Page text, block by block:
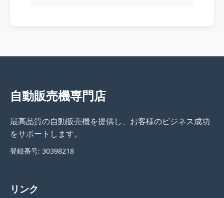
自動販売機専門店
最高品質の自動販売機を提供し、お客様のビジネス成功
をサポートします。
登録番号: 30398218
リンク